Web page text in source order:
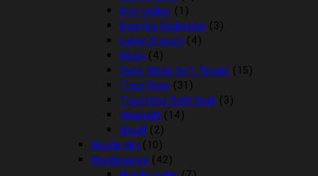
Kiwi walker (1)
Kornfrie Godbidder (3)
Lakse Krønch (4)
Mush (4)
Semi Moist Soft Treats (15)
TreatTime (31)
Treattime Soft Snak (3)
Vitakraft (14)
Woolf (2)
Hunde sko (10)
Hundesenge (42)